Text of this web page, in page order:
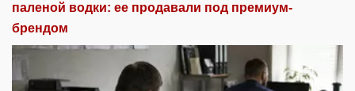
паленой водки: ее продавали под премиум-
брендом